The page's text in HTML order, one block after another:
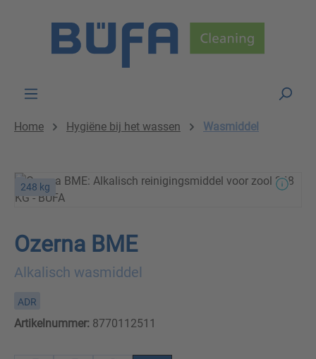
Home Hygiëne bij het wassen Wasmiddel
248 kg
Ozerna BME
Alkalisch wasmiddel
ADR
Artikelnummer: 8770112511